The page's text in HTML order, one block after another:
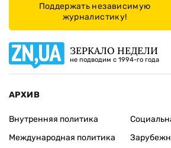
Поддержать независимую
журналистику!
ЗЕРКАЛО НЕДЕЛИ
не подводим с 1994-го года
АРХИВ
Внутренняя политика
Международная политика